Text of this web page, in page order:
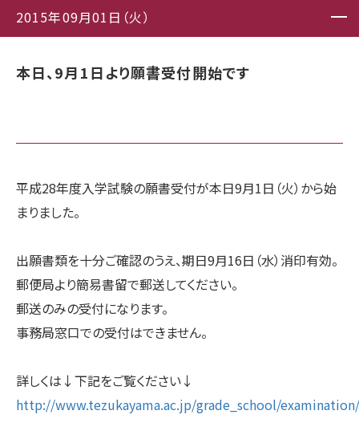
2015年09月01日（火）
本日、9月1日より願書受付開始です
平成28年度入学試験の願書受付が本日9月1日（火）から始
まりました。
出願書類を十分ご確認のうえ、期日9月16日（水）消印有効。
郵便局より簡易書留で郵送してください。
郵送のみの受付になります。
事務局窓口での受付はできません。
詳しくは↓下記をご覧ください↓
http://www.tezukayama.ac.jp/grade_school/